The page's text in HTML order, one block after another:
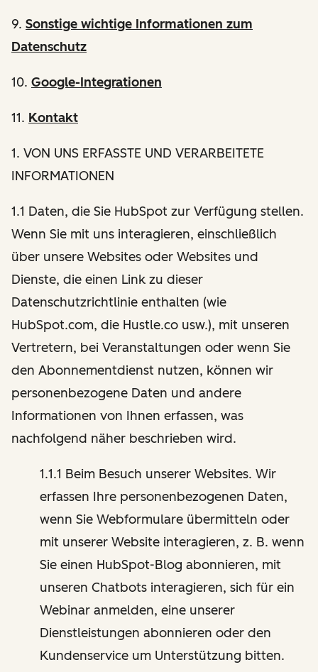
9. Sonstige wichtige Informationen zum
Datenschutz
10. Google-Integrationen
11. Kontakt
1. VON UNS ERFASSTE UND VERARBEITETE
INFORMATIONEN
1.1 Daten, die Sie HubSpot zur Verfügung stellen.
Wenn Sie mit uns interagieren, einschließlich
über unsere Websites oder Websites und
Dienste, die einen Link zu dieser
Datenschutzrichtlinie enthalten (wie
HubSpot.com, die Hustle.co usw.), mit unseren
Vertretern, bei Veranstaltungen oder wenn Sie
den Abonnementdienst nutzen, können wir
personenbezogene Daten und andere
Informationen von Ihnen erfassen, was
nachfolgend näher beschrieben wird.
1.1.1 Beim Besuch unserer Websites. Wir
erfassen Ihre personenbezogenen Daten,
wenn Sie Webformulare übermitteln oder
mit unserer Website interagieren, z. B. wenn
Sie einen HubSpot-Blog abonnieren, mit
unseren Chatbots interagieren, sich für ein
Webinar anmelden, eine unserer
Dienstleistungen abonnieren oder den
Kundenservice um Unterstützung bitten.